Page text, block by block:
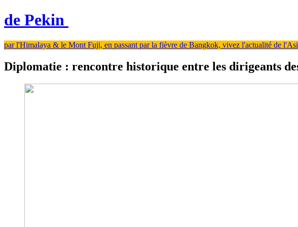
de Pekin
par l'Himalaya & le Mont Fuji, en passant par la fièvre de Bangkok, vivez l'actualité de
Diplomatie : rencontre historique entre les dirigeants